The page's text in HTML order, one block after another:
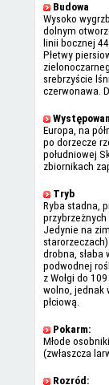
Budowa
Wysoko
dolnym
linii bocznej
Płetwy
srebrzyście
czerwonawa.
Europa, na
po dorzecze
południowej
zbiornikach
Tryb
Ryba stadna,
Jedynie na
drobna, słaba
podwodnej
z Wołgi do
wolno, jednak
płciową.
Pokarm:
Młode
(zwłaszcza
Rozród: